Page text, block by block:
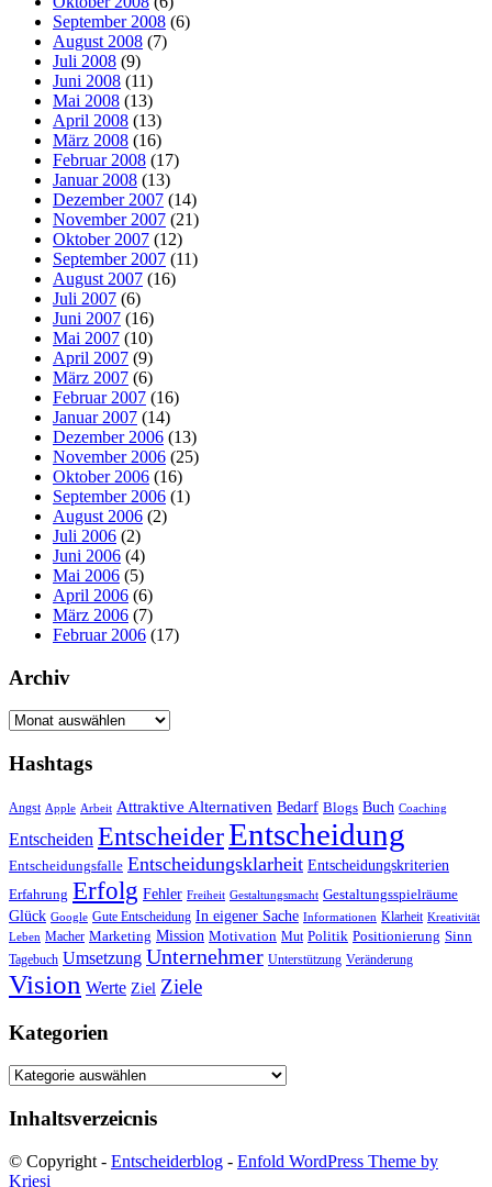
September 2008 (6)
August 2008 (7)
Juli 2008 (9)
Juni 2008 (11)
Mai 2008 (13)
April 2008 (13)
März 2008 (16)
Februar 2008 (17)
Januar 2008 (13)
Dezember 2007 (14)
November 2007 (21)
Oktober 2007 (12)
September 2007 (11)
August 2007 (16)
Juli 2007 (6)
Juni 2007 (16)
Mai 2007 (10)
April 2007 (9)
März 2007 (6)
Februar 2007 (16)
Januar 2007 (14)
Dezember 2006 (13)
November 2006 (25)
Oktober 2006 (16)
September 2006 (1)
August 2006 (2)
Juli 2006 (2)
Juni 2006 (4)
Mai 2006 (5)
April 2006 (6)
März 2006 (7)
Februar 2006 (17)
Archiv
Archiv
Hashtags
Angst Apple Arbeit Attraktive Alternativen Bedarf Blogs Buch Coaching
Entscheiden EntscheiderEntscheidung
Entscheidungsfalle Entscheidungsklarheit Entscheidungskriterien
Erfahrung Erfolg Fehler Freiheit Gestaltungsmacht Gestaltungsspielräume
Glück Google Gute Entscheidung In eigener Sache Informationen Klarheit Kreativität
Leben Macher Marketing Mission Motivation Mut Politik Positionierung Sinn
Tagebuch Umsetzung Unternehmer Unterstützung Veränderung
Vision Werte Ziel Ziele
Kategorien
Kategorien
Inhaltsverzeicnis
© Copyright - Entscheiderblog - Enfold WordPress Theme by
Kriesi